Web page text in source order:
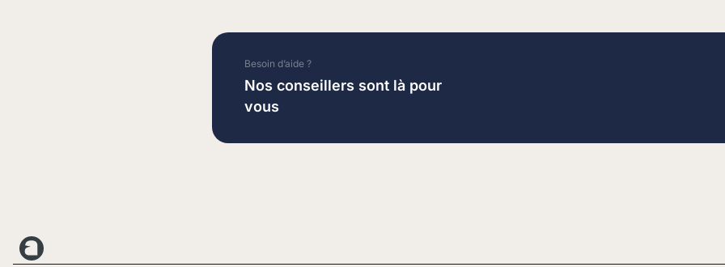
Besoin d’aide ?
Nos conseillers sont là pour
vous